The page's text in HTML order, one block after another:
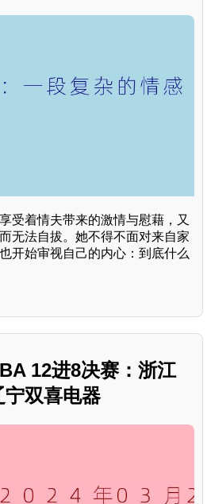
受着情夫带来的激情与慰藉，又
无法自拔。她不得不面对来自家
开始审视自己的内心：到底什么
12进8决赛：浙江
双喜电器